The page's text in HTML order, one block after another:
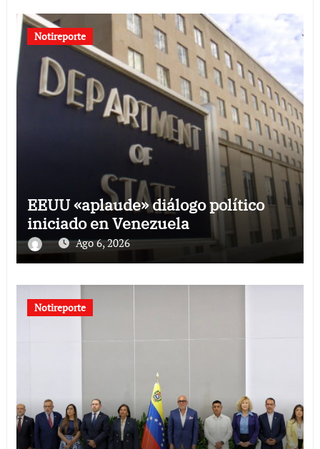
Notireporte
EEUU «aplaude» diálogo político
iniciado en Venezuela
Ago 6, 2026
Notireporte